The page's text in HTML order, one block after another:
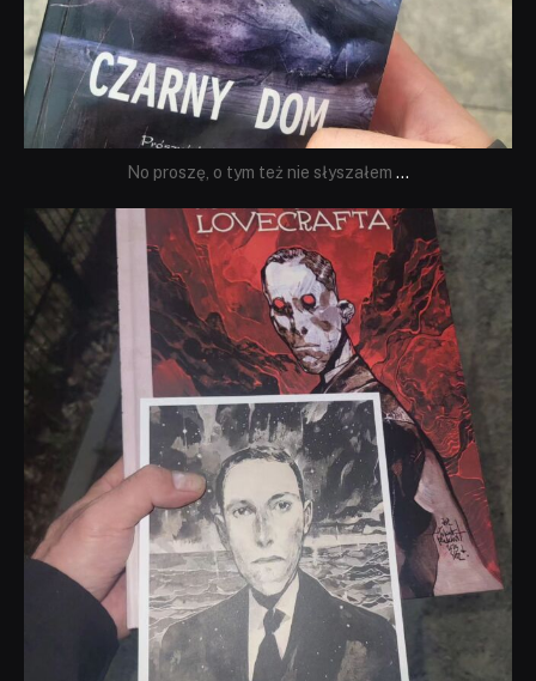
No proszę, o tym też nie słyszałem ...
dobryhorror
Wrz 19